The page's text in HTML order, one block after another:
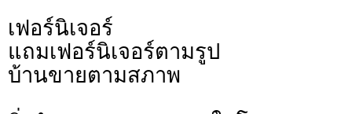
เฟอร์นิเจอร์
แถมเฟอร์นิเจอร์ตามรูป
บ้านขายตามสภาพ